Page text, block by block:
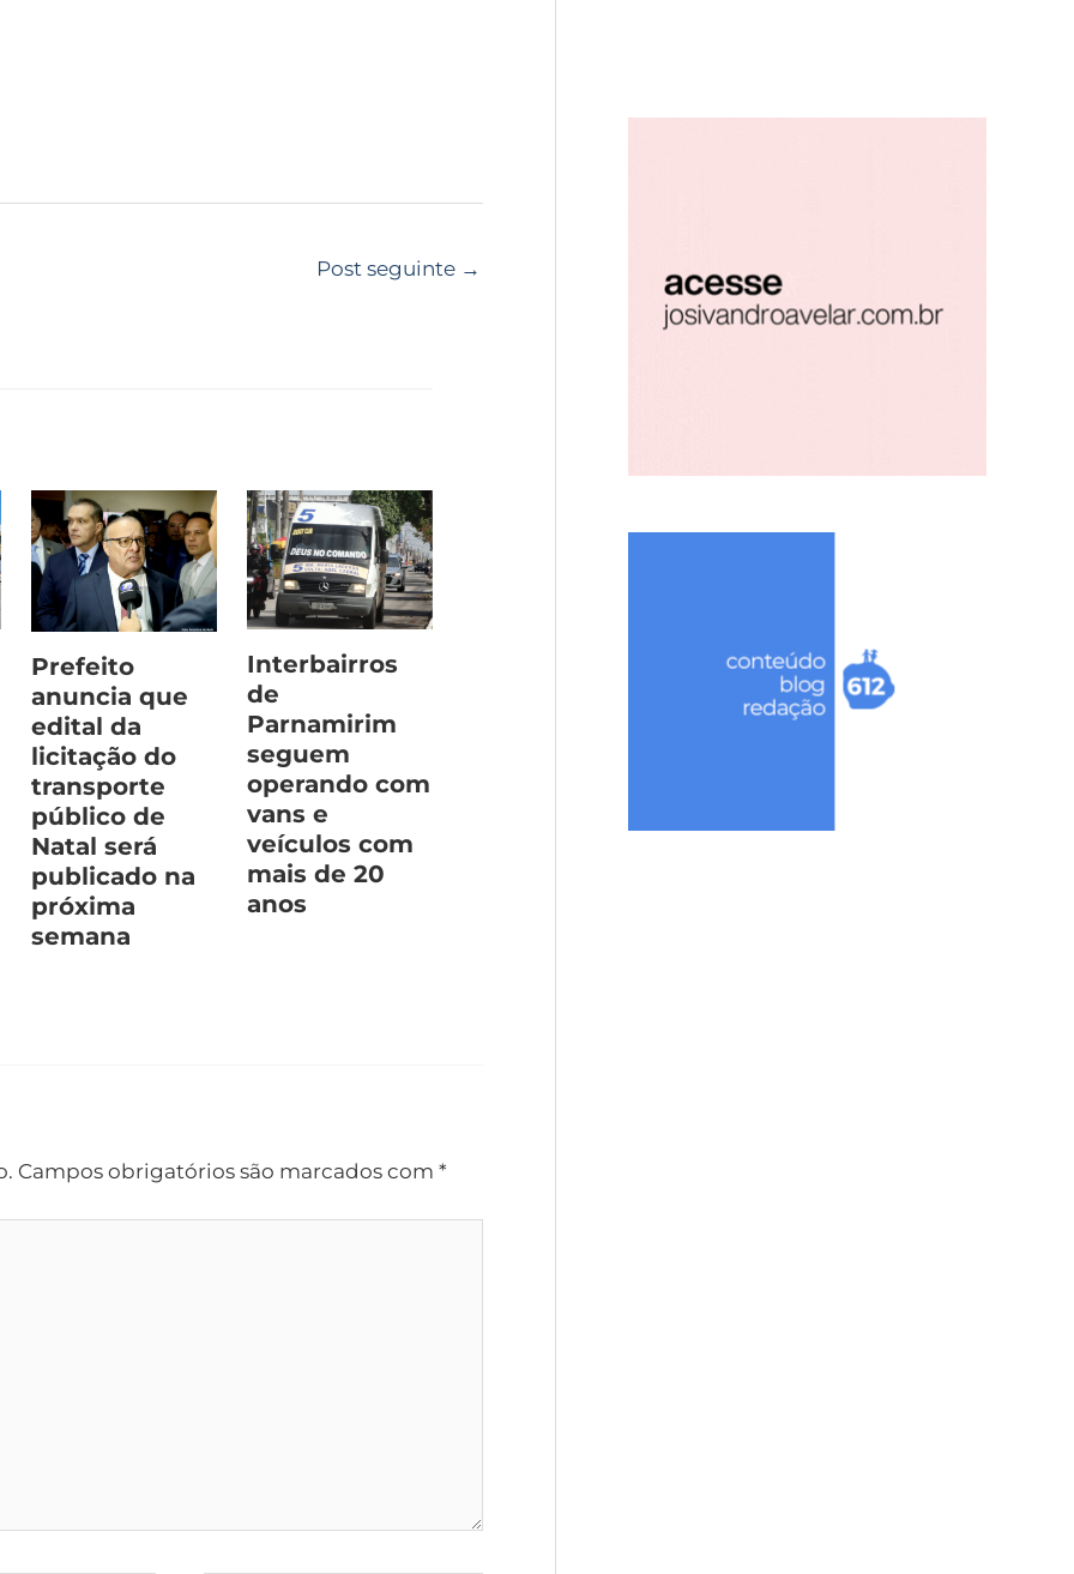
Post seguinte →
Prefeito
anuncia que
edital da
licitação do
transporte
público de
Natal será
publicado na
próxima
semana
Interbairros
de
Parnamirim
seguem
operando com
vans e
veículos com
mais de 20
anos
Campos obrigatórios são marcados com *